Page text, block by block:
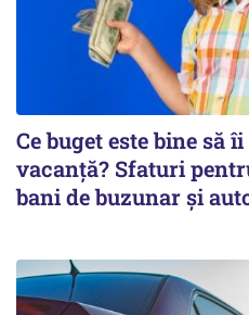
Ce buget este bine să
vacanță? Sfaturi
bani de buzunar și